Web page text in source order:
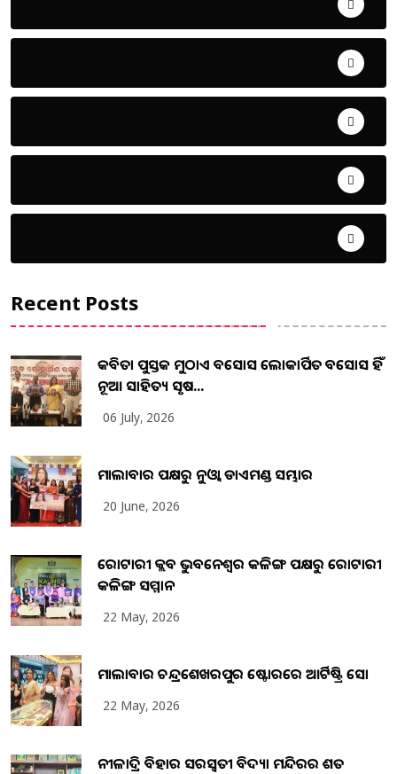
Recent Posts
କବିତା ପୁସ୍ତକ ମୁଠାଏ ଅବସୋସ ଲୋକାର୍ପିତ ଅବସୋସ ହିଁ
ନୂଆ ସାହିତ୍ୟ ସୃଷ...
06 July, 2026
ମାଲାବାର ପକ୍ଷରୁ ନୁଓ୍ବା ଡାଏମଣ୍ଡ ସମ୍ଭାର
20 June, 2026
ରୋଟାରୀ କ୍ଲବ ଭୁବନେଶ୍ୱର କଳିଙ୍ଗ ପକ୍ଷରୁ ରୋଟାରୀ
କଳିଙ୍ଗ ସମ୍ମାନ
22 May, 2026
ମାଲାବାର ଚନ୍ଦ୍ରଶେଖରପୁର ଷ୍ଟୋରରେ ଆର୍ଟିଷ୍ଟ୍ରି ସୋ
22 May, 2026
ନୀଳାଦ୍ରି ବିହାର ସରସ୍ୱତୀ ବିଦ୍ୟା ମନ୍ଦିରର ଶତ